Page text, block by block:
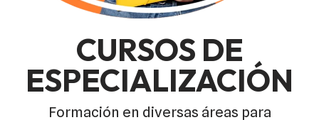
CURSOS DE
ESPECIALIZACIÓN
Formación en diversas áreas para